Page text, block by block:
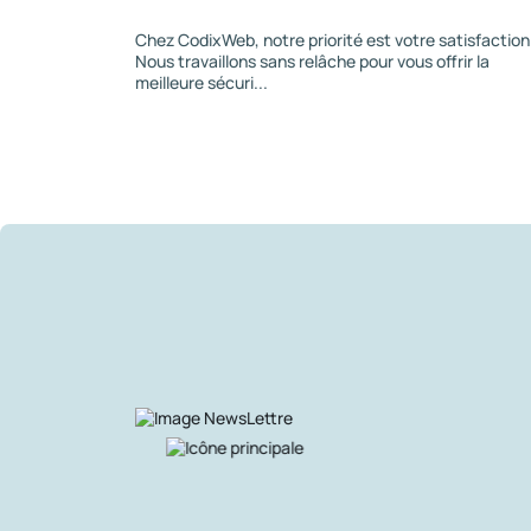
Chez CodixWeb, notre priorité est votre
Nous travaillons sans relâche pour vous offrir la
meilleure sécuri...